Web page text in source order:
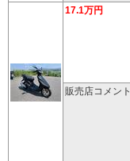
17.1万円
販売店コメント